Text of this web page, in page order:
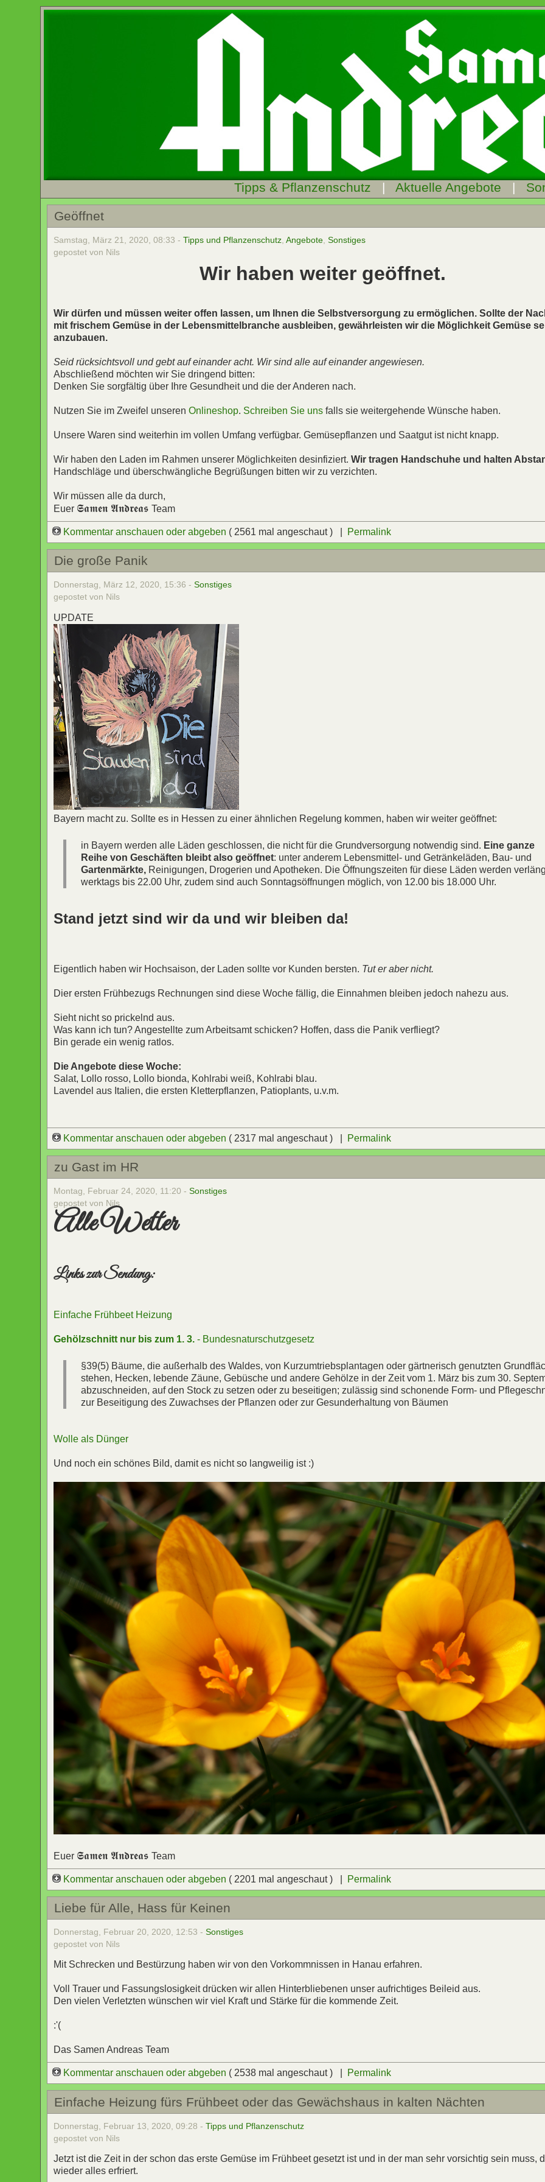
Tipps & Pflanzenschutz | Aktuelle Angebote |
Geöffnet
Samstag, März 21, 2020, 08:33 -Tipps und Pflanzenschutz,Angebote,Sonstiges
gepostet von Nils
Wir haben weiter geöffnet.
Wir dürfen und müssen weiter offen lassen, um Ihnen die Selbstversorgung zu ermöglichen. Sollte der
mit frischem Gemüse in der Lebensmittelbranche ausbleiben, gewährleisten wir die Möglichkeit Gemüse
anzubauen.
Seid rücksichtsvoll und gebt auf einander acht. Wir sind alle auf einander angewiesen.
Abschließend möchten wir Sie dringend bitten:
Denken Sie sorgfältig über Ihre Gesundheit und die der Anderen nach.
Nutzen Sie im Zweifel unserenOnlineshop. Schreiben Sie unsfalls sie weitergehende Wünsche haben.
Unsere Waren sind weiterhin im vollen Umfang verfügbar. Gemüsepflanzen und Saatgut ist nicht knapp.
Wir haben den Laden im Rahmen unserer Möglichkeiten desinfiziert.Wir tragen Handschuhe und halten
Handschläge und überschwängliche Begrüßungen bitten wir zu verzichten.
Wir müssen alle da durch,
Euer 𝕾𝖆𝖒𝖊𝖓 𝕬𝖓𝖉𝖗𝖊𝖆𝖘Team
Kommentar anschauen oder abgeben ( 2561 mal angeschaut ) | Permalink
Die große Panik
Donnerstag, März 12, 2020, 15:36 -Sonstiges
gepostet von Nils
UPDATE
Bayern macht zu. Sollte es in Hessen zu einer ähnlichen Regelung kommen, haben wir weiter geöffnet:
in Bayern werden alle Läden geschlossen, die nicht für die Grundversorgung notwendig sind. Eine ganze
Reihe von Geschäften bleibt also geöffnet: unter anderem Lebensmittel- und Getränkeläden, Bau- und
Gartenmärkte, Reinigungen, Drogerien und Apotheken. Die Öffnungszeiten für diese Läden werden
werktags bis 22.00 Uhr, zudem sind auch Sonntagsöffnungen möglich, von 12.00 bis 18.000 Uhr.
Stand jetzt sind wir da und wir bleiben da!
Eigentlich haben wir Hochsaison, der Laden sollte vor Kunden bersten. Tut er aber nicht.
Dier ersten Frühbezugs Rechnungen sind diese Woche fällig, die Einnahmen bleiben jedoch nahezu aus.
Sieht nicht so prickelnd aus.
Was kann ich tun? Angestellte zum Arbeitsamt schicken? Hoffen, dass die Panik verfliegt?
Bin gerade ein wenig ratlos.
Die Angebote diese Woche:
Salat, Lollo rosso, Lollo bionda, Kohlrabi weiß, Kohlrabi blau.
Lavendel aus Italien, die ersten Kletterpflanzen, Patioplants, u.v.m.
Kommentar anschauen oder abgeben ( 2317 mal angeschaut ) | Permalink
zu Gast im HR
Montag, Februar 24, 2020, 11:20 -Sonstiges
gepostet von Nils
Alle Wetter
Links zur Sendung:
Einfache Frühbeet Heizung
Gehölzschnitt nur bis zum 1. 3. - Bundesnaturschutzgesetz
§39(5) Bäume, die außerhalb des Waldes, von Kurzumtriebsplantagen oder gärtnerisch genutzten
stehen, Hecken, lebende Zäune, Gebüsche und andere Gehölze in der Zeit vom 1. März bis zum 30.
abzuschneiden, auf den Stock zu setzen oder zu beseitigen; zulässig sind schonende Form- und
zur Beseitigung des Zuwachses der Pflanzen oder zur Gesunderhaltung von Bäumen
Wolle als Dünger
Und noch ein schönes Bild, damit es nicht so langweilig ist :)
Euer 𝕾𝖆𝖒𝖊𝖓 𝕬𝖓𝖉𝖗𝖊𝖆𝖘Team
Kommentar anschauen oder abgeben ( 2201 mal angeschaut ) | Permalink
Liebe für Alle, Hass für Keinen
Donnerstag, Februar 20, 2020, 12:53 -Sonstiges
gepostet von Nils
Mit Schrecken und Bestürzung haben wir von den Vorkommnissen in Hanau erfahren.
Voll Trauer und Fassungslosigkeit drücken wir allen Hinterbliebenen unser aufrichtiges Beileid aus.
Den vielen Verletzten wünschen wir viel Kraft und Stärke für die kommende Zeit.
:'(
Das Samen Andreas Team
Kommentar anschauen oder abgeben ( 2538 mal angeschaut ) | Permalink
Einfache Heizung fürs Frühbeet oder das Gewächshaus in kalten Nächten
Donnerstag, Februar 13, 2020, 09:28 -Tipps und Pflanzenschutz
gepostet von Nils
Jetzt ist die Zeit in der schon das erste Gemüse im Frühbeet gesetzt ist und in der man sehr vorsichtig sein muss,
wieder alles erfriert.